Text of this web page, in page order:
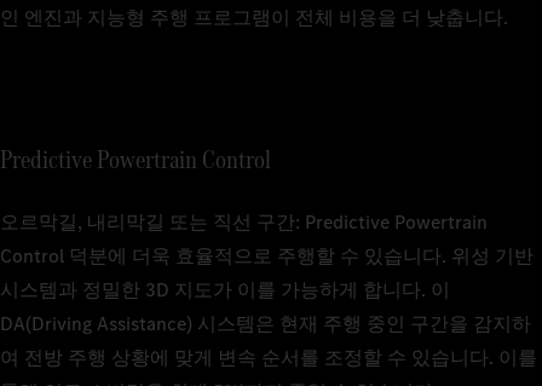
인 엔진과 지능형 주행 프로그램이 전체 비용을 더 낮춥니다.
Predictive Powertrain Control
오르막길, 내리막길 또는 직선 구간: Predictive Powertrain
Control 덕분에 더욱 효율적으로 주행할 수 있습니다. 위성 기반
시스템과 정밀한 3D 지도가 이를 가능하게 합니다. 이
DA(Driving Assistance) 시스템은 현재 주행 중인 구간을 감지하
여 전방 주행 상황에 맞게 변속 순서를 조정할 수 있습니다. 이를